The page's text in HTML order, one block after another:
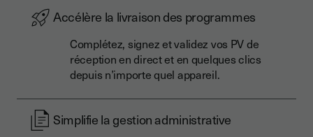
Accélère la livraison des programmes
Complétez, signez et validez vos PV de
réception en direct et en quelques clics
depuis n’importe quel appareil.
Simplifie la gestion administrative